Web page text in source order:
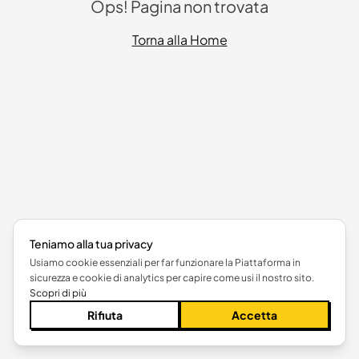
Ops! Pagina non trovata
Torna alla Home
Teniamo alla tua privacy
Usiamo cookie essenziali per far funzionare la Piattaforma in
sicurezza e cookie di analytics per capire come usi il nostro sito.
Scopri di più
Rifiuta Accetta